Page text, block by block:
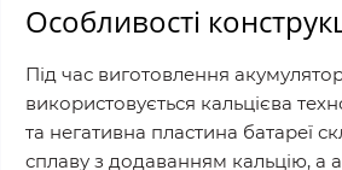
Особливості
Під час виготовлення
використовується кальцієва
та негативна пластина батареї
сплаву з додаванням кальцію, а